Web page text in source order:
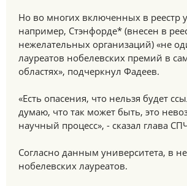
Но во многих включенных в реестр
например, Стэнфорде* (внесен в
нежелательных организаций) «не
лауреатов нобелевских премий в
областях», подчеркнул Фадеев.
«Есть опасения, что нельзя будет
думаю, что так может быть, это
научный процесс», - сказал глава
Согласно данным университета, в
нобелевских лауреатов.